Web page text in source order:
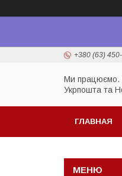
+380 (63)
Ми працюємо.
Укрпошта та
ГЛАВНАЯ